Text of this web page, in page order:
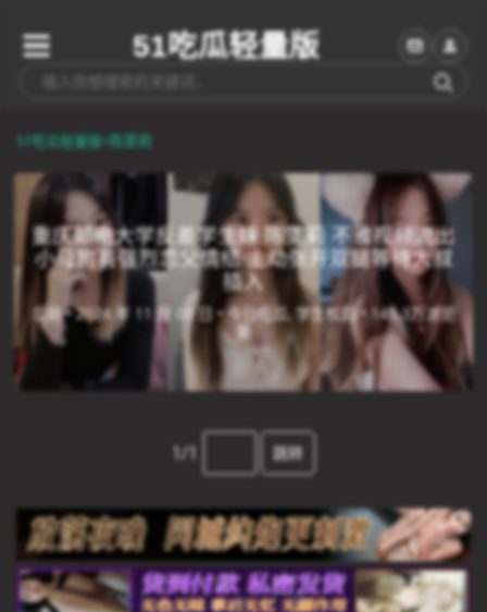
51吃瓜轻量版
51吃瓜轻量版>陈雯莉
重庆邮电大学反差学生妹 陈雯莉 不雅视频流出
小母狗有强烈恋父情结 主动张开双腿等待大叔
插入
瓜姐 •2024 年 11 月 08 日 •今日吃瓜, 学生校园 • 145.3万浏览
量
1/1 跳转